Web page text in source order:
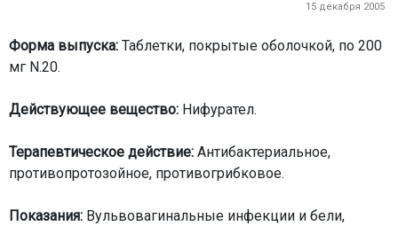
15 декабря 2005
Форма выпуска: Таблетки, покрытые оболочкой, по 200
мг N.20.
Действующее вещество: Нифурател.
Терапевтическое действие: Антибактериальное,
противопротозойное, противогрибковое.
Показания: Вульвовагинальные инфекции и бели,